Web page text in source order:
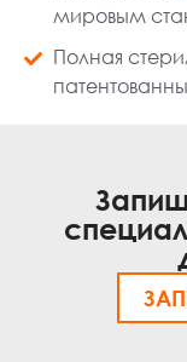
мировым
Полная